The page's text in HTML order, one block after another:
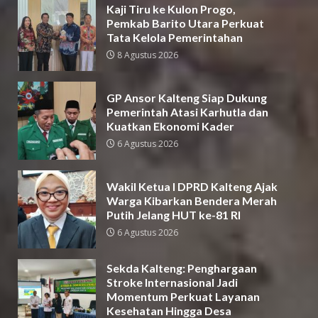
Kaji Tiru ke Kulon Progo,
Pemkab Barito Utara Perkuat
Tata Kelola Pemerintahan
8 Agustus 2026
GP Ansor Kalteng Siap Dukung
Pemerintah Atasi Karhutla dan
Kuatkan Ekonomi Kader
6 Agustus 2026
Wakil Ketua I DPRD Kalteng Ajak
Warga Kibarkan Bendera Merah
Putih Jelang HUT ke-81 RI
6 Agustus 2026
Sekda Kalteng: Penghargaan
Stroke Internasional Jadi
Momentum Perkuat Layanan
Kesehatan Hingga Desa